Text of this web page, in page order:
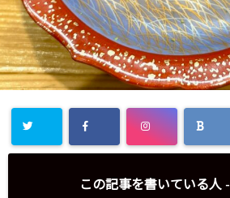
この記事を書いている人 -